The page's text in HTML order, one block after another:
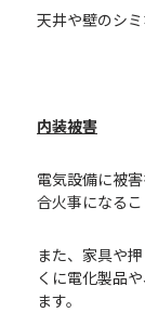
天井や壁のシ
内装被害
電気設備に被
合火事になるこ
また、家具や
くに電化製品
ます。